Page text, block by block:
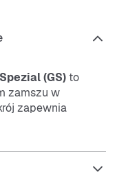
(GS) to
zamszu w
zapewnia
Klasyczne
że but